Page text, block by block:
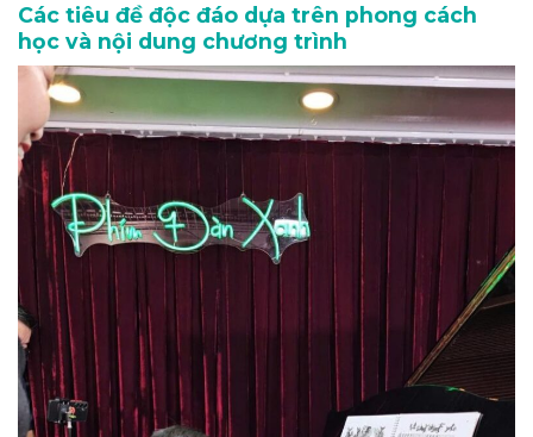
Các tiêu đề độc đáo dựa trên phong cách
học và nội dung chương trình